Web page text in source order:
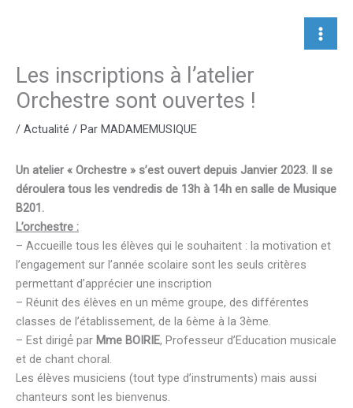
Les inscriptions à l’atelier
Orchestre sont ouvertes !
/ Actualité / Par MADAMEMUSIQUE
Un atelier « Orchestre » s’est ouvert depuis Janvier 2023. Il se
déroulera tous les vendredis de 13h à 14h en salle de Musique
B201.
L’orchestre :
– Accueille tous les élèves qui le souhaitent : la motivation et
l’engagement sur l’année scolaire sont les seuls critères
permettant d’apprécier une inscription
– Réunit des élèves en un même groupe, des différentes
classes de l’établissement, de la 6ème à la 3ème.
– Est dirigé́ par Mme BOIRIE, Professeur d’Education musicale
et de chant choral.
Les élèves musiciens (tout type d’instruments) mais aussi
chanteurs sont les bienvenus.